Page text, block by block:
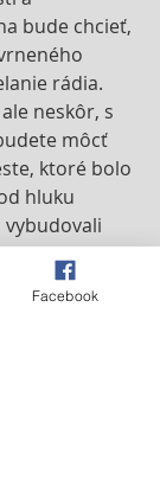
bude chcieť,
rádia.
neskôr, s
môcť
ktoré bolo
hluku
toku 1938
Facebook